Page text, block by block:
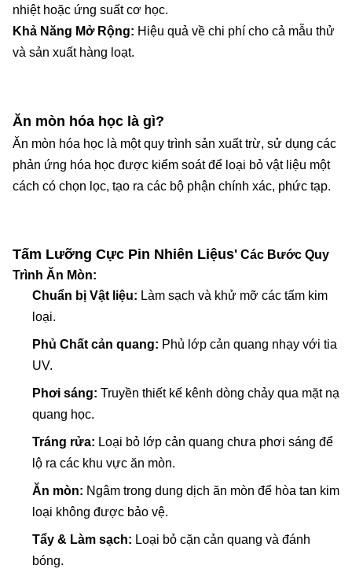
nhiệt hoặc ứng suất cơ học.
Khả Năng Mở Rộng: Hiệu quả về chi phí cho cả mẫu thử
và sản xuất hàng loạt.
Ăn mòn hóa học là gì?
Ăn mòn hóa học là một quy trình sản xuất trừ, sử dụng các
phản ứng hóa học được kiểm soát để loại bỏ vật liệu một
cách có chọn lọc, tạo ra các bộ phận chính xác, phức tạp.
Tấm Lưỡng Cực Pin Nhiên Liệus' Các Bước Quy
Trình Ăn Mòn:
Chuẩn bị Vật liệu: Làm sạch và khử mỡ các tấm kim
loại.
Phủ Chất cản quang: Phủ lớp cản quang nhạy với tia
UV.
Phơi sáng: Truyền thiết kế kênh dòng chảy qua mặt nạ
quang học.
Tráng rửa: Loại bỏ lớp cản quang chưa phơi sáng để
lộ ra các khu vực ăn mòn.
Ăn mòn: Ngâm trong dung dịch ăn mòn để hòa tan kim
loại không được bảo vệ.
Tẩy & Làm sạch: Loại bỏ cặn cản quang và đánh
bóng.